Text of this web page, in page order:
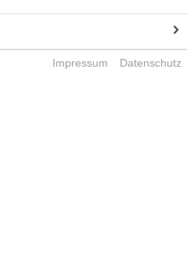
Impressum Datenschutz